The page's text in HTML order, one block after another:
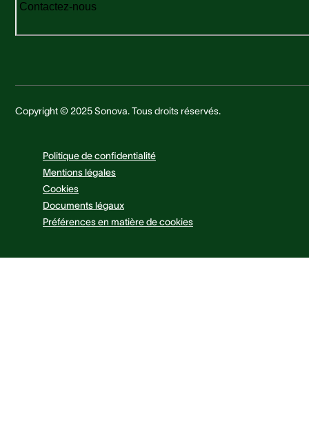
Contactez-nous
Copyright © 2025 Sonova. Tous droits réservés.
Politique de confidentialité
Mentions légales
Cookies
Documents légaux
Préférences en matière de cookies